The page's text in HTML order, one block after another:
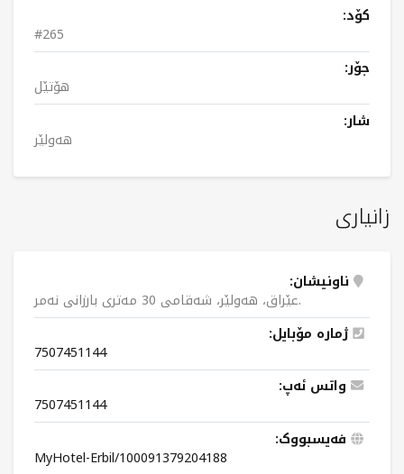
کۆد:
#265
جۆر:
هۆتێل
شار:
هەولێر
زانیاری
ناونیشان:
عێراق، هەولێر، شەقامی 30 مەتری بارزانی نەمر.
ژمارە مۆبایل:
7507451144
واتس ئەپ:
7507451144
فەیسبووک:
MyHotel-Erbil/100091379204188